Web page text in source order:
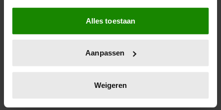
Als u het toestaat, willen we ook graag:
Informatie verzamelen over uw geografische
locatie, die tot een paar meter nauwkeurig kan zijn
scannen op specifieke eigenschappen (fingerprinting)
verwerkt en stel uw voorkeuren in het
intrekken in de Cookieverklaring.
Alles toestaan
Aanpassen
Weigeren